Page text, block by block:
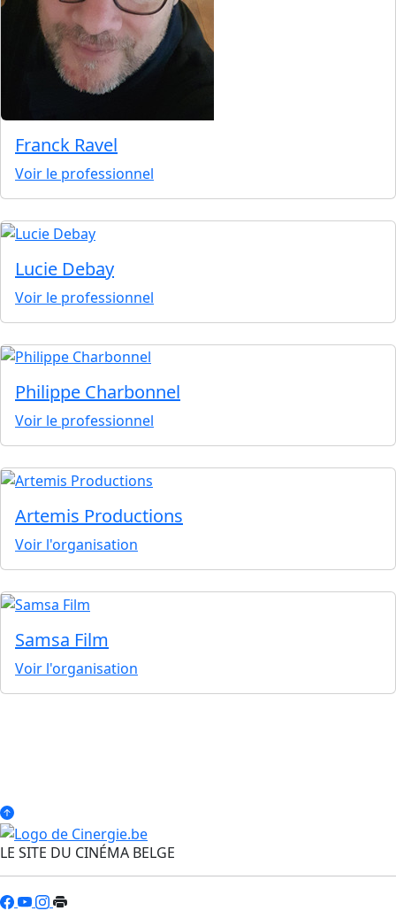
Franck Ravel
Voir le professionnel
Lucie Debay
Voir le professionnel
Philippe Charbonnel
Voir le professionnel
Artemis Productions
Voir l'organisation
Samsa Film
Voir l'organisation
LE SITE DU CINÉMA BELGE